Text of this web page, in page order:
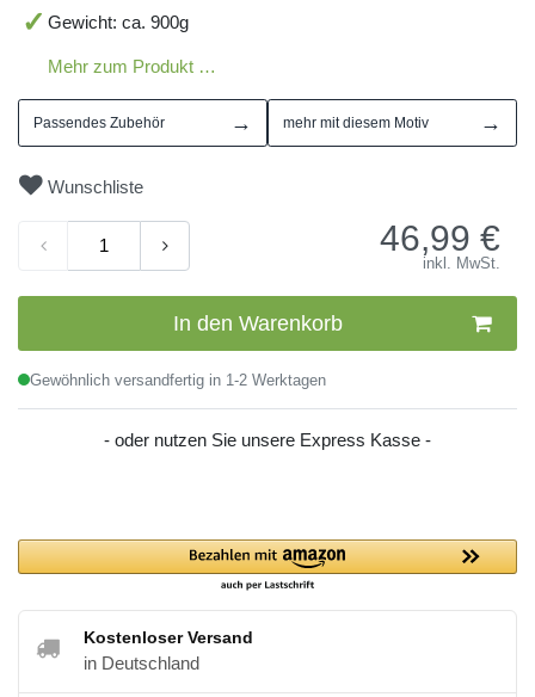
Gewicht: ca. 900g
Mehr zum Produkt …
Passendes Zubehör → mehr mit diesem Motiv →
Wunschliste
46,99 €
inkl. MwSt.
In den Warenkorb
Gewöhnlich versandfertig in 1-2 Werktagen
- oder nutzen Sie unsere Express Kasse -
Kostenloser Versand
in Deutschland